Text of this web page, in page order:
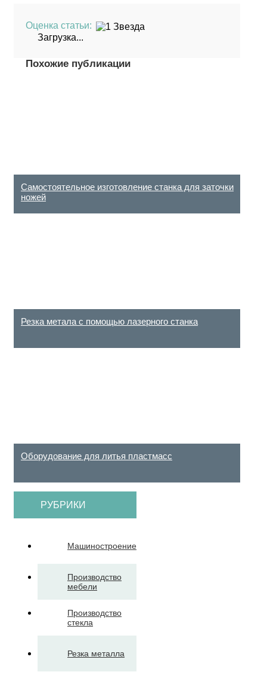
Оценка статьи:
Загрузка...
Похожие публикации
Самостоятельное изготовление станка для заточки
ножей
Резка метала с помощью лазерного станка
Оборудование для литья пластмасс
РУБРИКИ
Машиностроение
Производство
мебели
Производство
стекла
Резка металла